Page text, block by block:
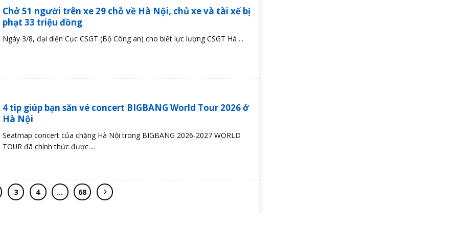
Chở 51 người trên xe 29 chỗ về Hà Nội, chủ xe và tài xế bị
phạt 33 triệu đồng
Ngày 3/8, đại diện Cục CSGT (Bộ Công an) cho biết lực lượng CSGT Hà ...
4 tip giúp bạn săn vé concert BIGBANG World Tour 2026 ở
Hà Nội
Seatmap concert của chặng Hà Nội trong BIGBANG 2026-2027 WORLD
TOUR đã chính thức được ...
3 4 … 68